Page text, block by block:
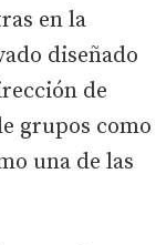
en la
diseñado
de
grupos como
una de las